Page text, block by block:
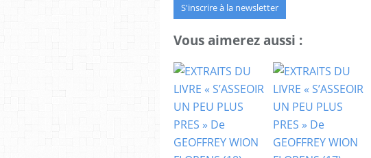
S'inscrire à la newsletter
Vous aimerez aussi :